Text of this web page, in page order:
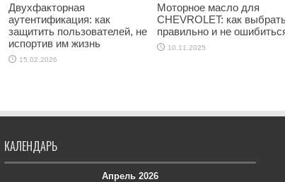
Двухфакторная
аутентификация: как
защитить пользователей, не
испортив им жизнь
15.02.2026
Моторное масло для
CHEVROLET: как
правильно и не
10.11.2025
КАЛЕНДАРЬ
Апрель 2026